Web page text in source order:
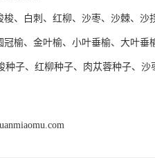
梭、白刺、红柳、沙枣、沙棘、
冠榆、金叶榆、小叶垂榆、大叶
子、红柳种子、肉苁蓉种子、